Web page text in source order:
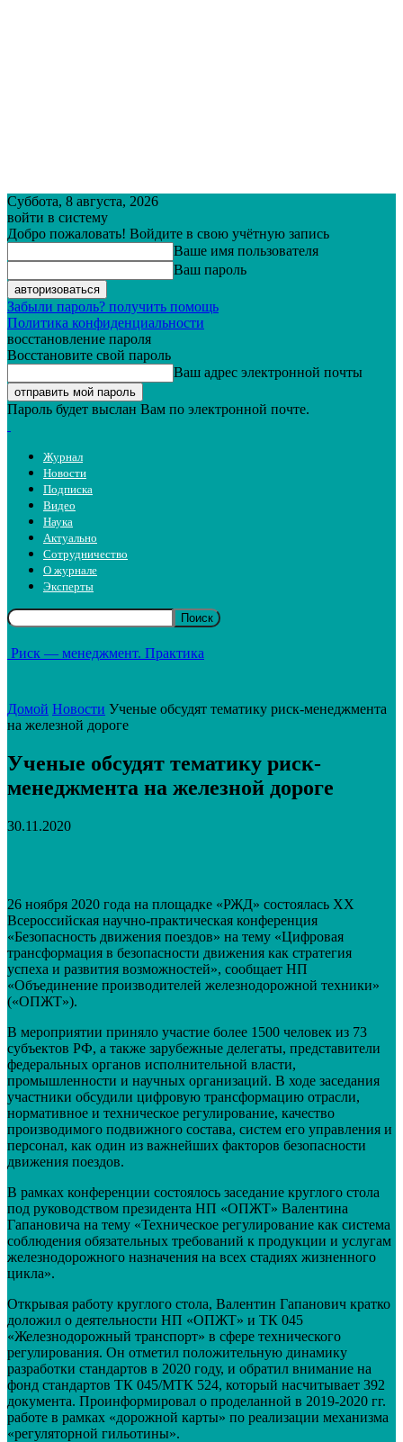
Суббота, 8 августа, 2026
войти в систему
Добро пожаловать! Войдите в свою учётную запись
Ваше имя пользователя
Ваш пароль
Забыли пароль? получить помощь
Политика конфиденциальности
восстановление пароля
Восстановите свой пароль
Ваш адрес электронной почты
Пароль будет выслан Вам по электронной почте.
Журнал
Новости
Подписка
Видео
Наука
Актуально
Сотрудничество
О журнале
Эксперты
Риск — менеджмент. Практика
Домой Новости Ученые обсудят тематику риск-менеджмента
на железной дороге
Ученые обсудят тематику риск-
менеджмента на железной дороге
30.11.2020
26 ноября 2020 года на площадке «РЖД» состоялась XX
Всероссийская научно-практическая конференция
«Безопасность движения поездов» на тему «Цифровая
трансформация в безопасности движения как стратегия
успеха и развития возможностей», сообщает НП
«Объединение производителей железнодорожной техники»
(«ОПЖТ»).
В мероприятии приняло участие более 1500 человек из 73
субъектов РФ, а также зарубежные делегаты, представители
федеральных органов исполнительной власти,
промышленности и научных организаций. В ходе заседания
участники обсудили цифровую трансформацию отрасли,
нормативное и техническое регулирование, качество
производимого подвижного состава, систем его управления и
персонал, как один из важнейших факторов безопасности
движения поездов.
В рамках конференции состоялось заседание круглого стола
под руководством президента НП «ОПЖТ» Валентина
Гапановича на тему «Техническое регулирование как система
соблюдения обязательных требований к продукции и услугам
железнодорожного назначения на всех стадиях жизненного
цикла».
Открывая работу круглого стола, Валентин Гапанович кратко
доложил о деятельности НП «ОПЖТ» и ТК 045
«Железнодорожный транспорт» в сфере технического
регулирования. Он отметил положительную динамику
разработки стандартов в 2020 году, и обратил внимание на
фонд стандартов ТК 045/МТК 524, который насчитывает 392
документа. Проинформировал о проделанной в 2019-2020 гг.
работе в рамках «дорожной карты» по реализации механизма
«регуляторной гильотины».